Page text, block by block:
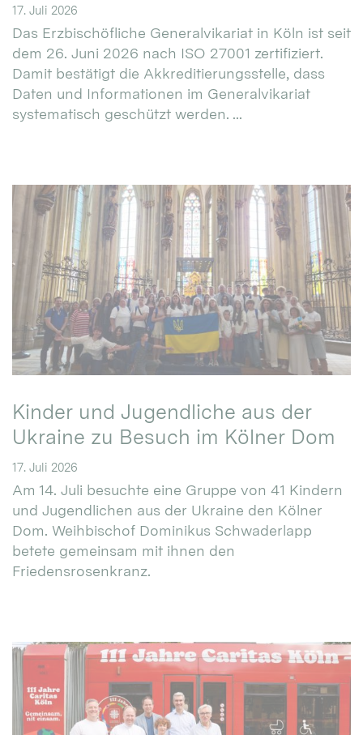
17. Juli 2026
Das Erzbischöfliche Generalvikariat in Köln ist seit
dem 26. Juni 2026 nach ISO 27001 zertifiziert.
Damit bestätigt die Akkreditierungsstelle, dass
Daten und Informationen im Generalvikariat
systematisch geschützt werden. ...
Kinder und Jugendliche aus der
Ukraine zu Besuch im Kölner Dom
17. Juli 2026
Am 14. Juli besuchte eine Gruppe von 41 Kindern
und Jugendlichen aus der Ukraine den Kölner
Dom. Weihbischof Dominikus Schwaderlapp
betete gemeinsam mit ihnen den
Friedensrosenkranz.